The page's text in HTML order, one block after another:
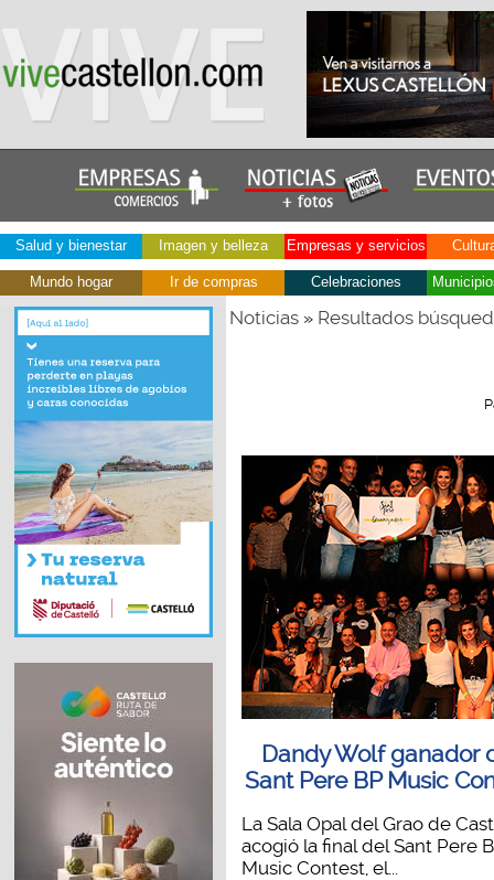
Salud y bienestar Imagen y belleza Empresas y servicios
Mundo hogar Ir de compras Celebraciones
Noticias» Resultados
Dandy Wolf ganador
Sant Pere BP Music
La Sala Opal del Grao de
acogió la final del Sant Pere
Music Contest, el...